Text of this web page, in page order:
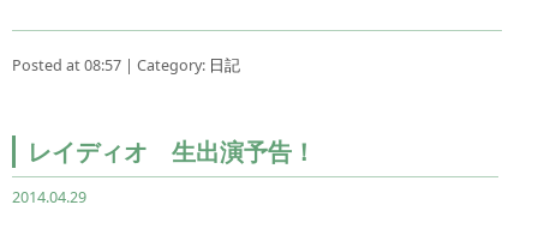
Posted at 08:57 | Category: 日記
レイディオ 生出演予告！
2014.04.29